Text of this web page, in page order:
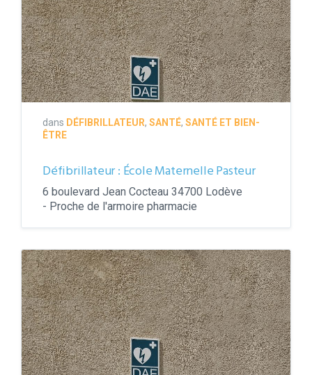
dans DÉFIBRILLATEUR, SANTÉ, SANTÉ ET BIEN-
ÊTRE
Défibrillateur : École Maternelle Pasteur
6 boulevard Jean Cocteau 34700 Lodève
- Proche de l'armoire pharmacie
Défibrillateur